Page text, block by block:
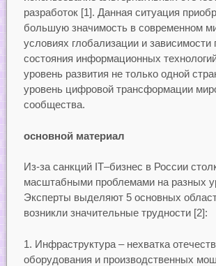
разработок [1]. Данная ситуация
большую значимость в современном
условиях глобализации и зависимости
состояния информационных
уровень развития не только одной
уровень цифровой трансформации
сообщества.
основной материал
Из-за санкций IT–бизнес в России
масштабными проблемами на разных
Эксперты выделяют 5 основных
возникли значительные трудности [2]:
Инфраструктура – нехватка
оборудования и производственных